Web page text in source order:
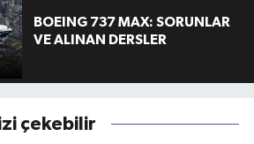
BOEING 737 MAX: SORUNLAR
VE ALINAN DERSLER
çekebilir